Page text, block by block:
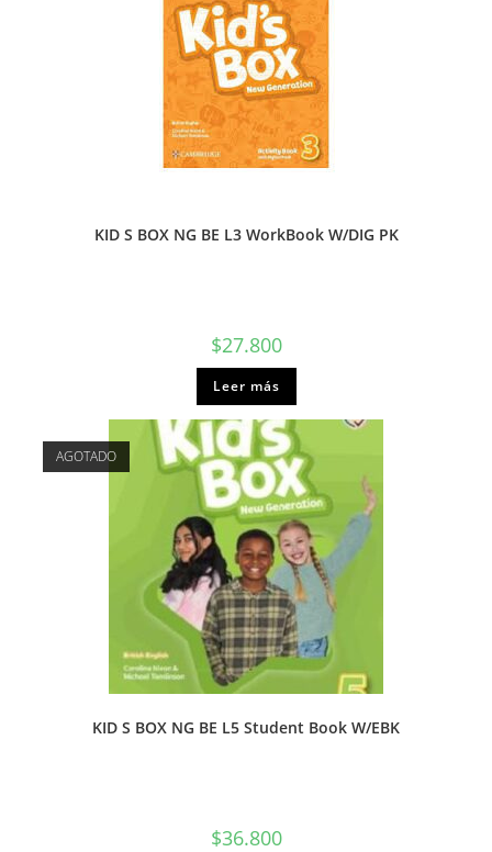
KID S BOX NG BE L3 WorkBook W/DIG PK
$27.800
Leer más
AGOTADO
KID S BOX NG BE L5 Student Book W/EBK
$36.800